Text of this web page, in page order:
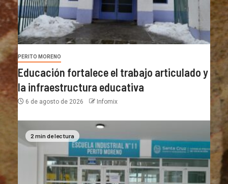
PERITO MORENO
Educación fortalece el trabajo articulado y
la infraestructura educativa
6 de agosto de 2026 Infomix
2 min de lectura